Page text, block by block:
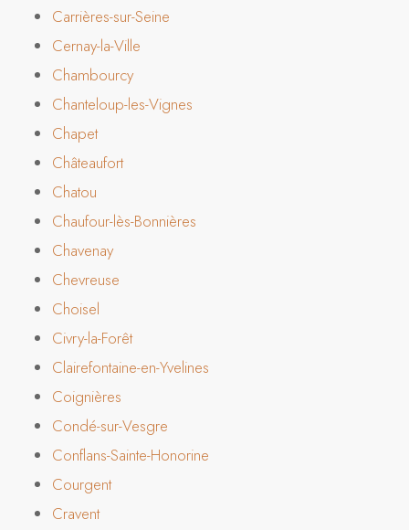
Carrières-sur-Seine
Cernay-la-Ville
Chambourcy
Chanteloup-les-Vignes
Chapet
Châteaufort
Chatou
Chaufour-lès-Bonnières
Chavenay
Chevreuse
Choisel
Civry-la-Forêt
Clairefontaine-en-Yvelines
Coignières
Condé-sur-Vesgre
Conflans-Sainte-Honorine
Courgent
Cravent